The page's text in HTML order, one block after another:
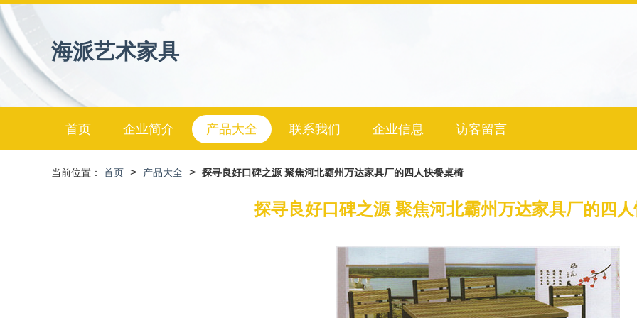
海派艺术家具
首页 企业简介 产品大全 联系我们 企业信息 访客留言
当前位置： 首页 > 产品大全 > 探寻良好口碑之源 聚焦河北霸州万达家具厂的四人快餐桌椅
探寻良好口碑之源 聚焦河北霸州万达家具厂的四